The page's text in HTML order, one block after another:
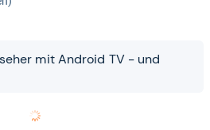
mit Android TV -​​ und